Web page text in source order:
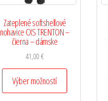
Zateplené softshellové
nohavice CXS TRENTON –
čierna – dámske
41,00€
Výber možností